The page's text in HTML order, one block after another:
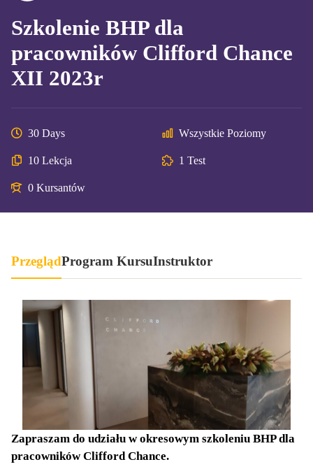
Szkolenie BHP dla
pracowników Clifford Chance
XII 2023r
30 Days Wszystkie Poziomy
10 Lekcja 1 Test
0 Kursantów
PrzeglądProgram KursuInstruktor
Zapraszam do udziału w okresowym szkoleniu BHP dla
pracowników Clifford Chance.